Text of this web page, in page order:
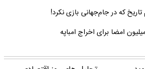
که در جام‌جهانی بازی نکرد!